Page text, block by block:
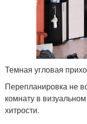
Темная угловая
Перепланировка не
комнату в
хитрости.